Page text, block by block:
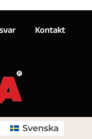
Kontakt
Svenska